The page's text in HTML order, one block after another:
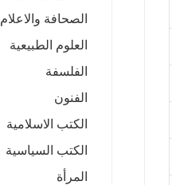
الصحافة والاعلام
العلوم الطبيعية
الفلسفة
الفنون
الكتب الاسلامية
الكتب السياسية
المرأة